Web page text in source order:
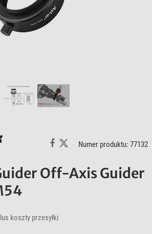
Numer produktu: 77132
Off-Axis Guider
koszty przesyłki